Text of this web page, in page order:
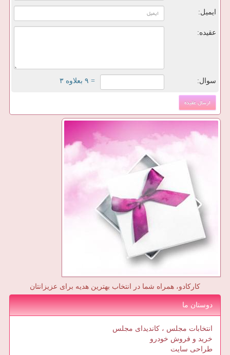
ایمیل:
عقیده:
سوال: = ۹ بعلاوه ۳
کارکادو، همراه شما در انتخاب بهترین هدیه برای عزیزانتان
دوستان ما
انتخابات مجلس ، کاندیدای مجلس
خرید و فروش خودرو
طراحی سایت